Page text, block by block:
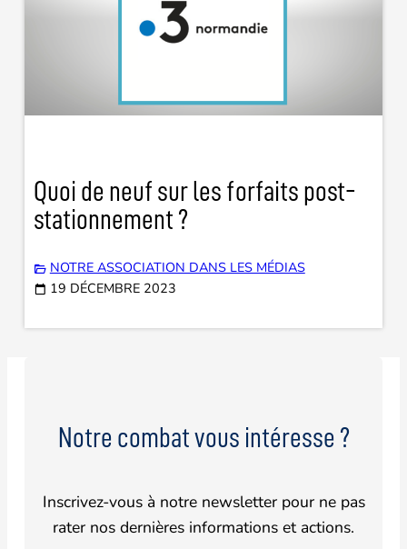
Quoi de neuf sur les forfaits post-
stationnement ?
NOTRE ASSOCIATION DANS LES MÉDIAS
19 DÉCEMBRE 2023
Notre combat vous intéresse ?
Inscrivez-vous à notre newsletter pour ne pas
rater nos dernières informations et actions.